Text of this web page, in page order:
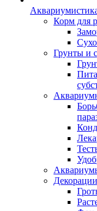
Корм для
Грунты и